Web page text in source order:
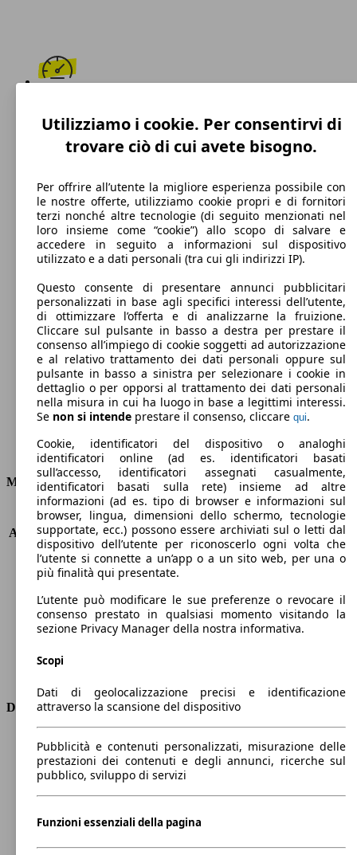
Diesel
Carburante
109 g/km
Emissioni di CO2 (combinato)*
Ø 4.2 l/100km
Consumi
Motore e Prestazioni
KW (PS)
110 kW (150 PS)
Accelerazione (0-100 km/h) 8.4s
Velocità massima (km/h)
220 km/h
Numero di marce
6
Cilindrata
2143 ccm
Carburante
Diesel
Trasmissione
Dimensioni
Lunghezza
4640 mm
Altezza
1440 mm
Larghezza
2020 mm
Passo
2820 mm
Carico massimo
-
Porte
4
Utilizziamo i cookie. Per consentirvi di
trovare ciò di cui avete bisogno.
Per offrire all’utente la migliore esperienza possibile con
le nostre offerte, utilizziamo cookie propri e di fornitori
terzi nonché altre tecnologie (di seguito menzionati nel
loro insieme come “cookie”) allo scopo di salvare e
accedere in seguito a informazioni sul dispositivo
utilizzato e a dati personali (tra cui gli indirizzi IP).
Questo consente di presentare annunci pubblicitari
personalizzati in base agli specifici interessi dell’utente,
di ottimizzare l’offerta e di analizzarne la fruizione.
Cliccare sul pulsante in basso a destra per prestare il
consenso all’impiego di cookie soggetti ad autorizzazione
e al relativo trattamento dei dati personali oppure sul
pulsante in basso a sinistra per selezionare i cookie in
dettaglio o per opporsi al trattamento dei dati personali
nella misura in cui ha luogo in base a legittimi interessi.
Se non si intende prestare il consenso, cliccare qui.
Cookie, identificatori del dispositivo o analoghi
identificatori online (ad es. identificatori basati
sull’accesso, identificatori assegnati casualmente,
identificatori basati sulla rete) insieme ad altre
informazioni (ad es. tipo di browser e informazioni sul
browser, lingua, dimensioni dello schermo, tecnologie
supportate, ecc.) possono essere archiviati sul o letti dal
dispositivo dell’utente per riconoscerlo ogni volta che
l’utente si connette a un’app o a un sito web, per una o
più finalità qui presentate.
L’utente può modificare le sue preferenze o revocare il
consenso prestato in qualsiasi momento visitando la
sezione Privacy Manager della nostra informativa.
Scopi
Dati di geolocalizzazione precisi e identificazione
attraverso la scansione del dispositivo
Pubblicità e contenuti personalizzati, misurazione delle
prestazioni dei contenuti e degli annunci, ricerche sul
pubblico, sviluppo di servizi
Funzioni essenziali della pagina